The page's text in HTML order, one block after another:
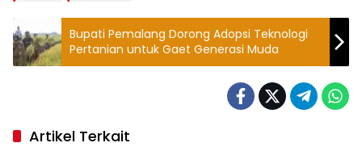
Bupati Pemalang Dorong Adopsi Teknologi
Pertanian untuk Gaet Generasi Muda
Artikel Terkait